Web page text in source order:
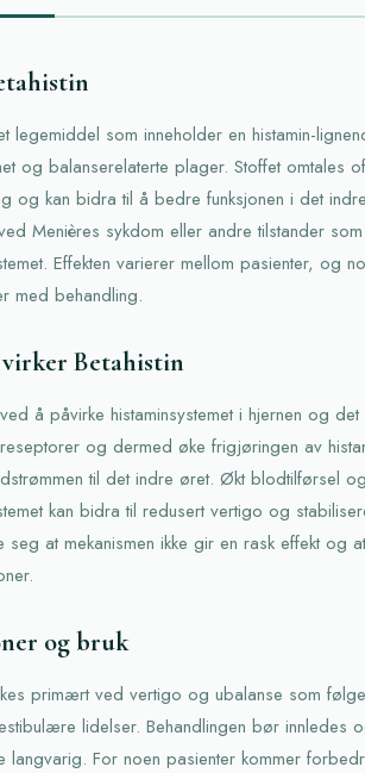
legemiddel som inneholder en histamin-
og balanserelaterte plager. Stoffet omtales
og kan bidra til å bedre funksjonen i det
Menières sykdom eller andre tilstander
Effekten varierer mellom pasienter, og
med behandling.
Betahistin
å påvirke histaminsystemet i hjernen og
og dermed øke frigjøringen av
til det indre øret. Økt blodtilførsel
kan bidra til redusert vertigo og
seg at mekanismen ikke gir en rask effekt og
og bruk
primært ved vertigo og ubalanse som
lidelser. Behandlingen bør innledes
langvarig. For noen pasienter kommer